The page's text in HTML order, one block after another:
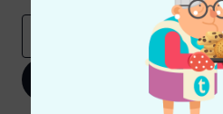
Zapisz się